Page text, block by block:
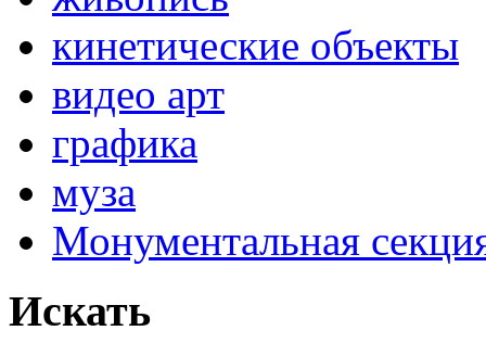
кинетические объекты
видео арт
графика
муза
Монументальная
Искать